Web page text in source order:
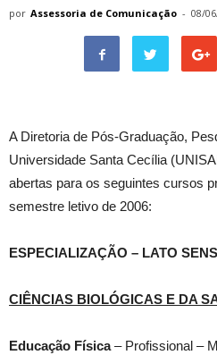
por Assessoria de Comunicação - 08/
A Diretoria de Pós-Graduação,
Universidade Santa Cecília
abertas para os seguintes cursos
semestre letivo de 2006:
ESPECIALIZAÇÃO – LATO
CIÊNCIAS BIOLÓGICAS E DA
Educação Física– Profissional –